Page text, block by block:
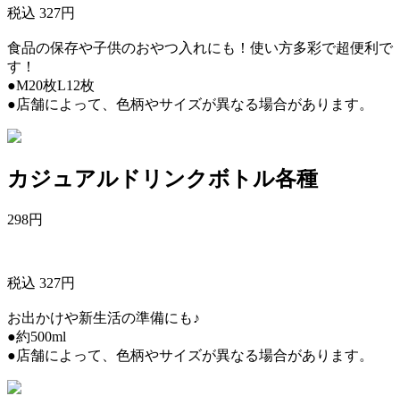
税込 327円
食品の保存や子供のおやつ入れにも！使い方多彩で超便利で
す！
●M20枚L12枚
●店舗によって、色柄やサイズが異なる場合があります。
カジュアルドリンクボトル各種
298円
税込 327円
お出かけや新生活の準備にも♪
●約500ml
●店舗によって、色柄やサイズが異なる場合があります。